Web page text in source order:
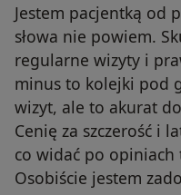
Jestem pacjentką od
słowa nie powiem.
regularne wizyty i
minus to kolejki pod
wizyt, ale to akurat
Cenię za szczerość i
co widać po
Osobiście jestem